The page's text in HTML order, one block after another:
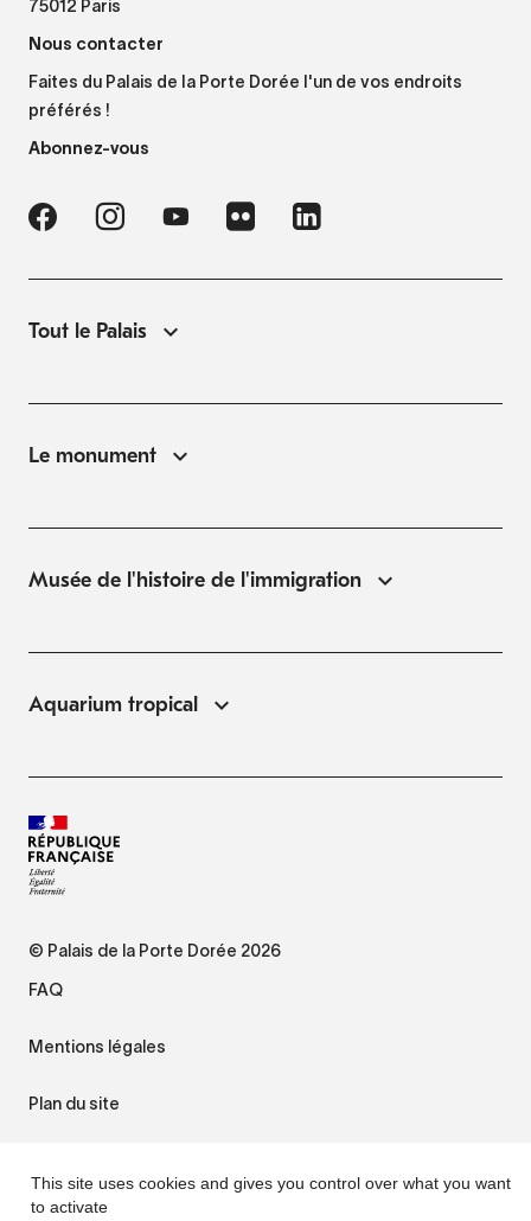
75012 Paris
Nous contacter
Faites du Palais de la Porte Dorée l'un de vos endroits
préférés !
Abonnez-vous
Tout le Palais
Le monument
Musée de l'histoire de l'immigration
Aquarium tropical
© Palais de la Porte Dorée 2026
FAQ
Mentions légales
Plan du site
This site uses cookies and gives you control over what you want
to activate